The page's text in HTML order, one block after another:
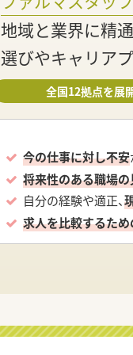
地域と業界に精
選びやキャリア
全国12拠点を展
今の仕事に対し不安
将来性のある職場
自分の経験や適正、
求人を比較するた